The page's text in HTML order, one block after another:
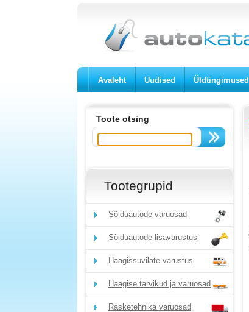
Avaleht Uudised Üldtingimused
Toote otsing
Tootegrupid
Sõiduautode varuosad
Sõiduautode lisavarustus
Haagissuvilate varustus
Haagise tarvikud ja varuosad
Rasketehnika varuosad